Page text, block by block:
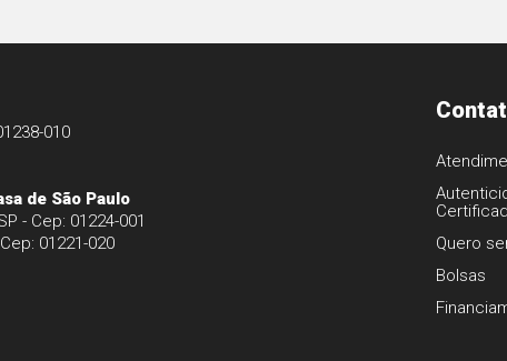
010
de São Paulo
- Cep: 01224-001
01221-020
Quero
Bolsas